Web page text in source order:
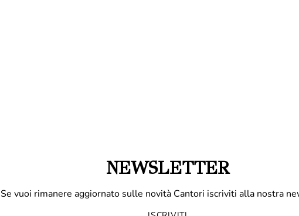
NEWSLETTER
Se vuoi rimanere aggiornato sulle novità Cantori iscriviti alla nostra